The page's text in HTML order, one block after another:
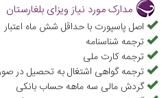
درخواست دهید که ویزای تحصیلی
برایتان این سوال پیش بیاید که آیا
باید بدانید که خیر! درست است که
برای بازدید از این کشور به ویزای
مدارک مورد نیاز ویزای بلغارستان
اصل پاسپورت با حداقل شش ماه اعتبار
ترجمه شناسنامه
ترجمه کارت ملی
ترجمه گواهی اشتغال به تحصیل در
گردش مالی سه ماهه حساب بانکی